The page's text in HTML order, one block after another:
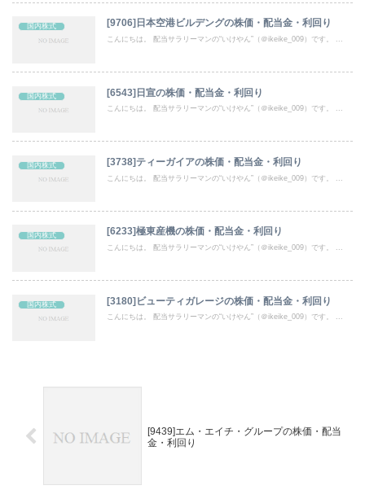
国内株式 [9706]日本空港ビルデングの株価・配当金・利回り
こんにちは。 配当サラリーマンの“いけやん”（＠ikeike_009）です。 ...
国内株式 [6543]日宣の株価・配当金・利回り
こんにちは。 配当サラリーマンの“いけやん”（＠ikeike_009）です。 ...
国内株式 [3738]ティーガイアの株価・配当金・利回り
こんにちは。 配当サラリーマンの“いけやん”（＠ikeike_009）です。 ...
国内株式 [6233]極東産機の株価・配当金・利回り
こんにちは。 配当サラリーマンの“いけやん”（＠ikeike_009）です。 ...
国内株式 [3180]ビューティガレージの株価・配当金・利回り
こんにちは。 配当サラリーマンの“いけやん”（＠ikeike_009）です。 ...
[9439]エム・エイチ・グループの株価・配当
金・利回り